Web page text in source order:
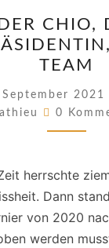
CHIO,
DIE
DAS
TEAM
DER CHIO,
TEAM
September 2021
0
herrschte
Dann
von 2020
werden